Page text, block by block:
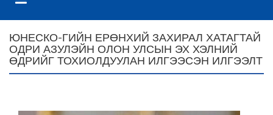
ЮНЕСКО-ГИЙН ЕРӨНХИЙ ЗАХИРАЛ ХАТАГТАЙ
ОДРИ АЗУЛЭЙН ОЛОН УЛСЫН ЭХ ХЭЛНИЙ
ӨДРИЙГ ТОХИОЛДУУЛАН ИЛГЭЭСЭН ИЛГЭЭЛТ